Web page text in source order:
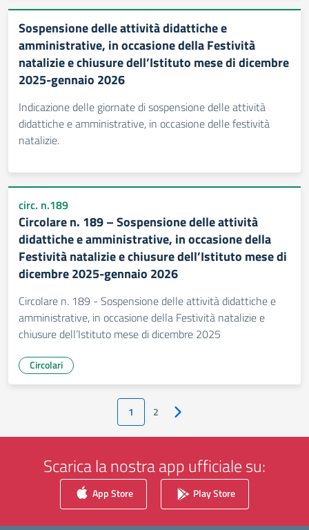
Sospensione delle attività didattiche e
amministrative, in occasione della Festività
natalizie e chiusure dell’Istituto mese di dicembre
2025-gennaio 2026
Indicazione delle giornate di sospensione delle attività
didattiche e amministrative, in occasione delle festività
natalizie.
circ. n.189
Circolare n. 189 – Sospensione delle attività
didattiche e amministrative, in occasione della
Festività natalizie e chiusure dell’Istituto mese di
dicembre 2025-gennaio 2026
Circolare n. 189 - Sospensione delle attività didattiche e
amministrative, in occasione della Festività natalizie e
chiusure dell’Istituto mese di dicembre 2025
Circolari
1 2 Pagina successiva
Scarica la nostra app ufficiale su:
App Store Play Store